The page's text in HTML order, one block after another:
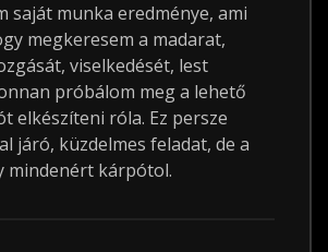
saját munka eredménye, ami
megkeresem a madarat,
viselkedését, lest
próbálom meg a lehető
elkészíteni róla. Ez persze
járó, küzdelmes feladat, de a
mindenért kárpótol.